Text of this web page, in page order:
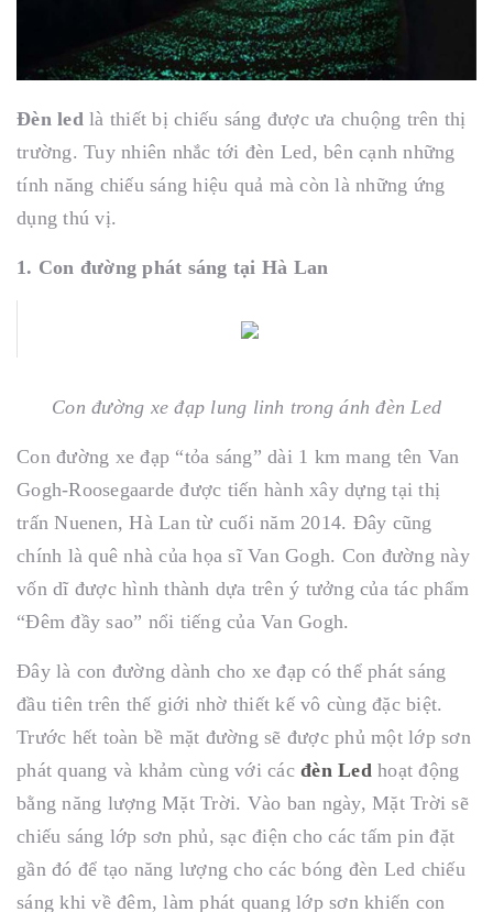
Đèn led là thiết bị chiếu sáng được ưa chuộng trên thị
trường. Tuy nhiên nhắc tới đèn Led, bên cạnh những
tính năng chiếu sáng hiệu quả mà còn là những ứng
dụng thú vị.
1. Con đường phát sáng tại Hà Lan
Con đường xe đạp lung linh trong ánh đèn Led
Con đường xe đạp “tỏa sáng” dài 1 km mang tên Van
Gogh-Roosegaarde được tiến hành xây dựng tại thị
trấn Nuenen, Hà Lan từ cuối năm 2014. Đây cũng
chính là quê nhà của họa sĩ Van Gogh. Con đường này
vốn dĩ được hình thành dựa trên ý tưởng của tác phẩm
“Đêm đầy sao” nổi tiếng của Van Gogh.
Đây là con đường dành cho xe đạp có thể phát sáng
đầu tiên trên thế giới nhờ thiết kế vô cùng đặc biệt.
Trước hết toàn bề mặt đường sẽ được phủ một lớp sơn
phát quang và khảm cùng với các đèn Led hoạt động
bằng năng lượng Mặt Trời. Vào ban ngày, Mặt Trời sẽ
chiếu sáng lớp sơn phủ, sạc điện cho các tấm pin đặt
gần đó để tạo năng lượng cho các bóng đèn Led chiếu
sáng khi về đêm, làm phát quang lớp sơn khiến con